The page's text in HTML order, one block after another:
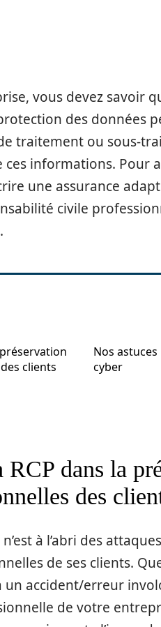
vous devez savoir
des données
traitement ou sous-
informations. Pour
une assurance
civile
clients
Nos
cyber
RCP dans la
des
à l’abri des
de ses clients.
accident/erreur
de votre